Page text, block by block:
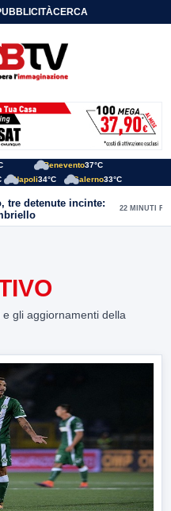
CERCA
Benevento37°C
Napoli34°C Salerno33°C
tre detenute incinte:
22 MINUTI FA
gli aggiornamenti della